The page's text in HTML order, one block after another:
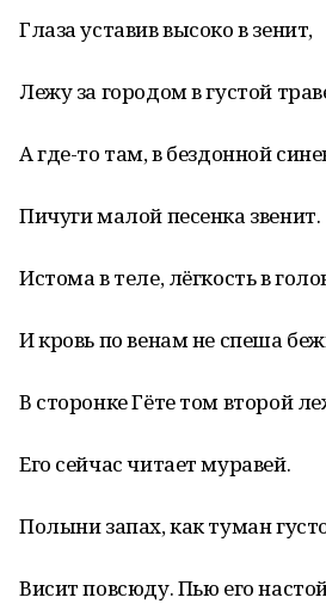
Глаза уставив высоко в зенит,
Лежу за городом в густой
А где-то там, в бездонной
Пичуги малой песенка звенит.
Истома в теле, лёгкость в
И кровь по венам не спеша
В сторонке Гёте том второй
Его сейчас читает муравей.
Полыни запах, как туман
Висит повсюду. Пью его